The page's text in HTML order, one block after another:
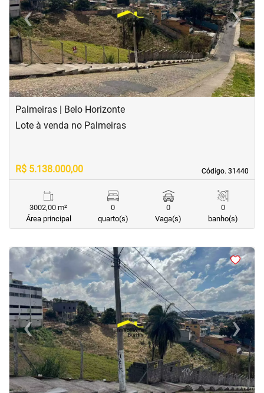
‹Previous ›Next
Palmeiras | Belo Horizonte
Código. 31440
Código. 31440
Lote à venda no Palmeiras
R$ 5.138.000,00
3002,00 m²
Área principal
0
quarto(s)
0
Vaga(s)
0
banho(s)
<<< <
‹Previous ›Next